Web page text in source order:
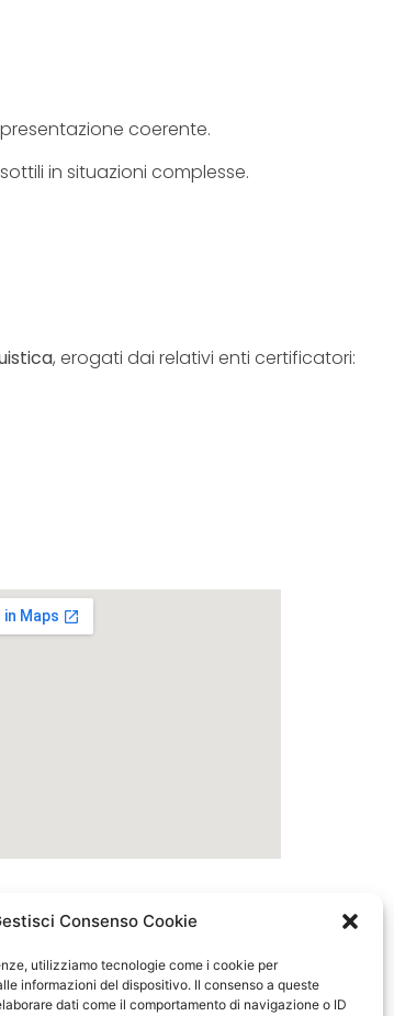
Consenso Cookie
utilizziamo tecnologie come i cookie per
informazioni del dispositivo. Il consenso a queste
dati come il comportamento di navigazione o ID
coerente.
in situazioni complesse.
, erogati dai relativi enti certificatori: